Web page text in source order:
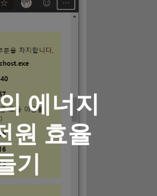
에너지
원 효율
기